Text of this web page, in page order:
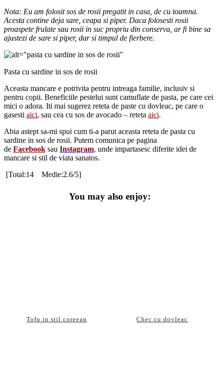
Nota: Eu am folosit sos de rosii pregatit in casa, de cu toamna.
Acesta contine deja sare, ceapa si piper. Daca folosesti rosii
proaspete frulate sau rosii in suc propriu din conserva, ar fi bine sa
ajustezi de sare si piper, dar si timpul de fierbere.
Pasta cu sardine in sos de rosii
Aceasta mancare e potrivita pentru intreaga familie, inclusiv si
pentru copii. Beneficiile pestelui sunt camuflate de pasta, pe care cei
mici o adora. Iti mai sugerez reteta de paste cu dovleac, pe care o
gasesti aici, sau cea cu sos de avocado – reteta aici.
Abia astept sa-mi spui cum ti-a parut aceasta reteta de pasta cu
sardine in sos de rosii. Putem comunica pe pagina
de Facebook sau Instagram, unde impartasesc diferite idei de
mancare si stil de viata sanatos.
[Total:14 Medie:2.6/5]
You may also enjoy:
Tofu in stil coreean Chec cu dovleac